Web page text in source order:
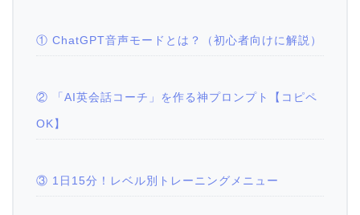
① ChatGPT音声モードとは？（初心者向けに解説）
② 「AI英会話コーチ」を作る神プロンプト【コピペ
OK】
③ 1日15分！レベル別トレーニングメニュー